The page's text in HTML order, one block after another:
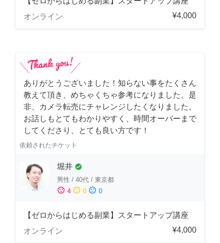
オンライン
¥4,000
ありがとうございました！知らない事をたくさん
教えて頂き、めちゃくちゃ参考になりました。是
非、カメラ転売にチャレンジしたくなりました。
お話しもとてもわかりやすく、時間オーバーまで
してくださり、とても良い方です！
依頼されたチケット
堀井 check_circle
男性 / 40代 / 東京都
sentiment_satisfied 4 sentiment_neutral 0 sentiment_dissatisfied 0
【ゼロからはじめる副業】スタートアップ講座
オンライン
¥4,000